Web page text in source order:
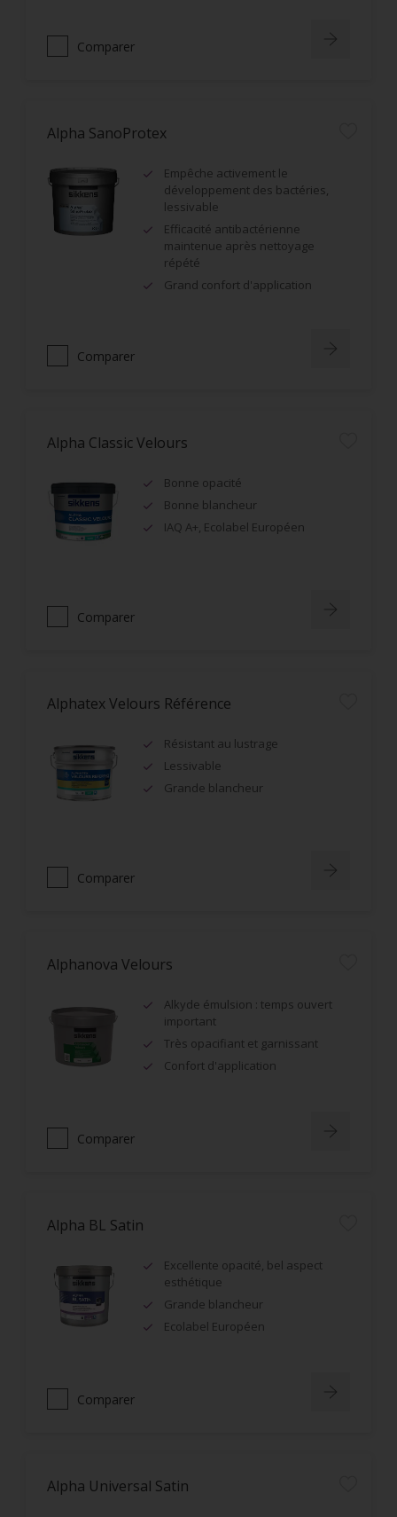
Comparer
Alpha SanoProtex
Empêche activement le
développement des bactéries,
lessivable
Efficacité antibactérienne
maintenue après nettoyage
répété
Grand confort d'application
Comparer
Alpha Classic Velours
Bonne opacité
Bonne blancheur
IAQ A+, Ecolabel Européen
Comparer
Alphatex Velours Référence
Résistant au lustrage
Lessivable
Grande blancheur
Comparer
Alphanova Velours
Alkyde émulsion : temps ouvert
important
Très opacifiant et garnissant
Confort d'application
Comparer
Alpha BL Satin
Excellente opacité, bel aspect
esthétique
Grande blancheur
Ecolabel Européen
Comparer
Alpha Universal Satin